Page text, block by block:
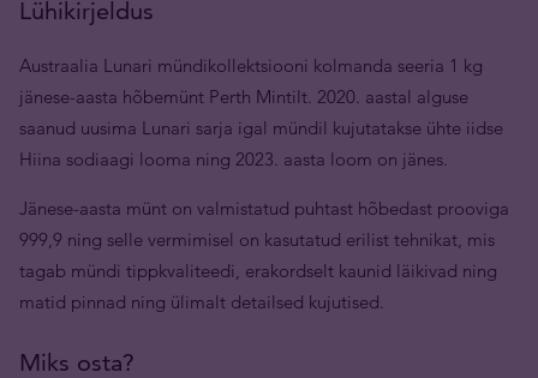
Lühikirjeldus
Austraalia Lunari mündikollektsiooni kolmanda seeria 1 kg
jänese-aasta hõbemünt Perth Mintilt. 2020. aastal alguse
saanud uusima Lunari sarja igal mündil kujutatakse ühte iidse
Hiina sodiaagi looma ning 2023. aasta loom on jänes.
Jänese-aasta münt on valmistatud puhtast hõbedast prooviga
999,9 ning selle vermimisel on kasutatud erilist tehnikat, mis
tagab mündi tippkvaliteedi, erakordselt kaunid läikivad ning
matid pinnad ning ülimalt detailsed kujutised.
Miks osta?